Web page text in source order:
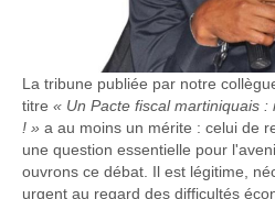
La tribune publiée par notre
titre « Un Pacte fiscal martiniquais
! » a au moins un mérite : celui de
une question essentielle pour
ouvrons ce débat. Il est légitime,
urgent au regard des difficultés